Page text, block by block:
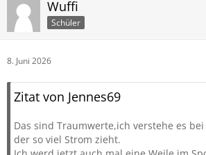
Wuffi
Schüler
8. Juni 2026
Zitat von Jennes69
Das sind Traumwerte,ich verstehe es
der so viel Strom zieht.